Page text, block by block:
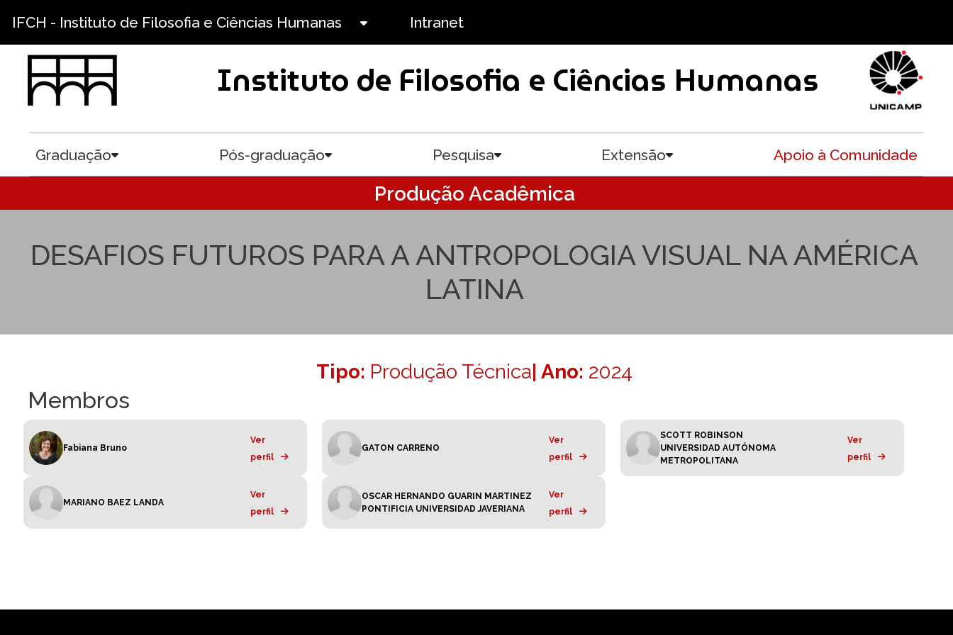
IFCH - Instituto de Filosofia e Ciências Humanas Intranet
Instituto de Filosofia e Ciências Humanas
Graduação Pós-graduação Pesquisa Extensão Apoio à Comunidade
Produção Acadêmica
DESAFIOS FUTUROS PARA A ANTROPOLOGIA VISUAL NA AMÉRICA
LATINA
Tipo: Produção Técnica| Ano: 2024
Membros
Fabiana Bruno
Ver
perfil
GATON CARRENO
Ver
perfil
SCOTT ROBINSON
UNIVERSIDAD AUTÓNOMA
METROPOLITANA
Ver
perfil
MARIANO BAEZ LANDA
Ver
perfil
OSCAR HERNANDO GUARIN MARTINEZ
PONTIFICIA UNIVERSIDAD JAVERIANA
Ver
perfil